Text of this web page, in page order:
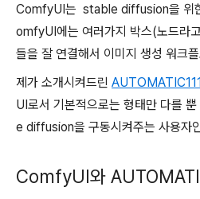
ComfyUI는 stable diffusion을 위
omfyUI에는 여러가지 박스(노드라
들을 잘 연결해서 이미지 생성 워크
제가 소개시켜드린
UI로서 기본적으로는 형태만 다를
e diffusion을 구동시켜주는 사용자
ComfyUI와